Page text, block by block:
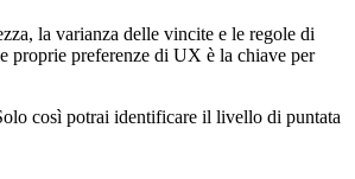
la varianza delle vincite e le regole di
proprie preferenze di UX è la chiave per
così potrai identificare il livello di puntata